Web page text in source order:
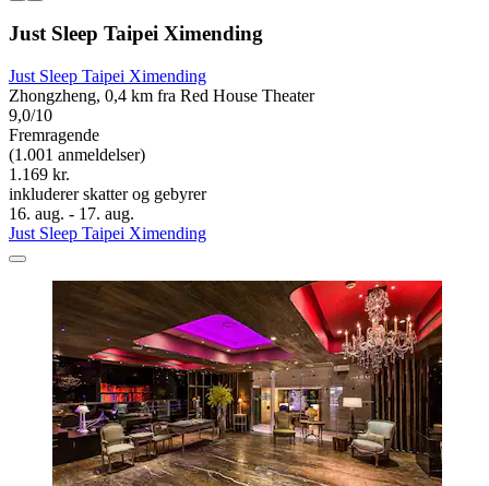
Just Sleep Taipei Ximending
Just Sleep Taipei Ximending
Zhongzheng, 0,4 km fra Red House Theater
9,0/10
Fremragende
(1.001 anmeldelser)
1.169 kr.
inkluderer skatter og gebyrer
16. aug. - 17. aug.
Just Sleep Taipei Ximending